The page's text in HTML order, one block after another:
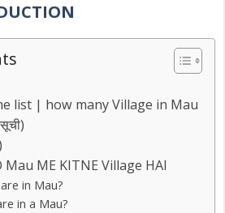
list | how many Village in Mau
Mau ME KITNE Village HAI
in Mau?
in a Mau?